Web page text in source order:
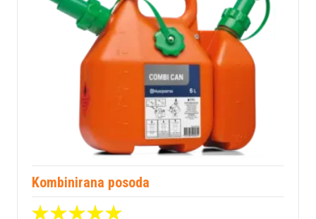
Kombinirana posoda